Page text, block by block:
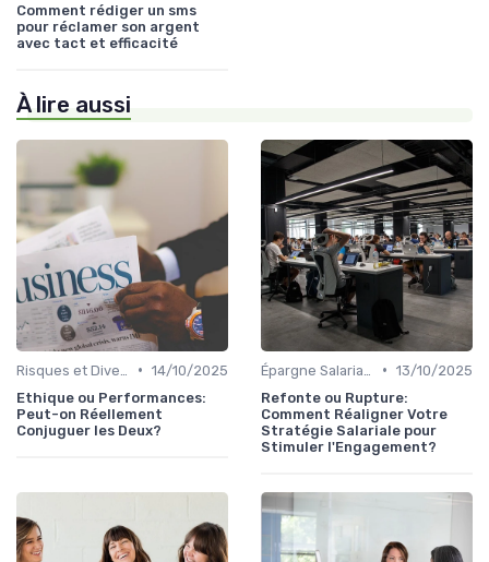
Comment rédiger un sms
pour réclamer son argent
avec tact et efficacité
À lire aussi
• 14/10/2025
Ethique ou Performances:
Peut-on Réellement
Conjuguer les Deux?
• 13/10/2025
Refonte ou Rupture:
Comment Réaligner Votre
Stratégie Salariale pour
Stimuler l'Engagement?